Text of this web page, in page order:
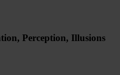
Perception, Illusions